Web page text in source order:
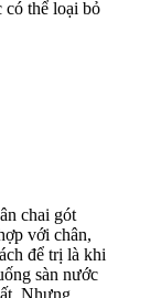
có thể loại bỏ
chai gót
với chân,
để trị là khi
sàn nước